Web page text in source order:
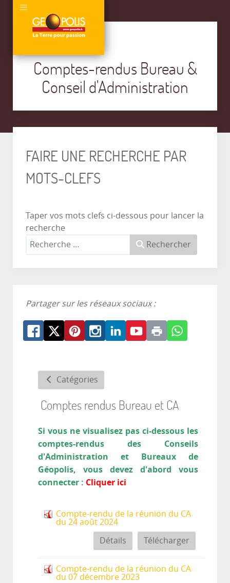
Comptes-rendus Bureau &
Conseil d'Administration
FAIRE UNE RECHERCHE PAR
MOTS-CLEFS
Taper vos mots clefs ci-dessous pour lancer la
recherche
Rechercher
Partager sur les réseaux sociaux :
Catégories
Comptes rendus Bureau et CA
Si vous ne visualisez pas ci-dessous les
comptes-rendus des Conseils
d'Administration et Bureaux de
Géopolis, vous devez d'abord vous
connecter : Cliquer ici
Compte-rendu de la réunion du CA
du 24 août 2024
Télécharger
Détails
Compte-rendu de la réunion du CA
du 07 décembre 2023